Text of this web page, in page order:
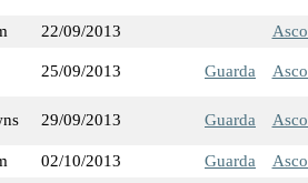
22/09/2013
25/09/2013 Guarda
29/09/2013 Guarda
02/10/2013 Guarda